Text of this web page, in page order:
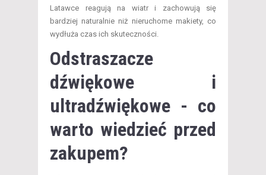
Latawce reagują na wiatr i zachowują się
bardziej naturalnie niż nieruchome makiety, co
wydłuża czas ich skuteczności.
Odstraszacze
dźwiękowe i
ultradźwiękowe - co
warto wiedzieć przed
zakupem?